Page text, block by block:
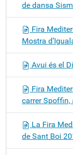
de dansa
Fira
Mostra
Avui és el
Fira
carrer Spoffin,
La Fira
de Sant Boi